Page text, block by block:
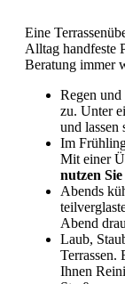
Eine
Alltag handfeste
Beratung immer
Regen
zu. Unter
und lassen
Im
Mit einer
nutzen
Abends
Abend
Laub,
Terrassen.
Ihnen